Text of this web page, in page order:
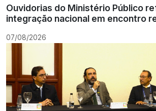
Ouvidorias do Ministério Público
integração nacional em encontro
07/08/2026